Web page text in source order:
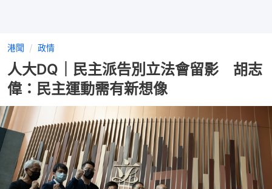
港聞 政情
人大DQ｜民主派告別立法會留影 胡志
偉：民主運動需有新想像